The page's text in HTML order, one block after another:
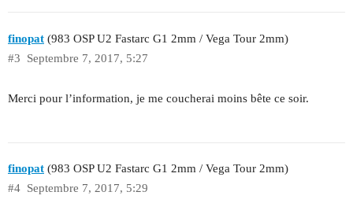
finopat (983 OSP U2 Fastarc G1 2mm / Vega Tour 2mm)
Septembre 7, 2017, 5:27
#3
Merci pour l’information, je me coucherai moins bête ce soir.
finopat (983 OSP U2 Fastarc G1 2mm / Vega Tour 2mm)
Septembre 7, 2017, 5:29
#4